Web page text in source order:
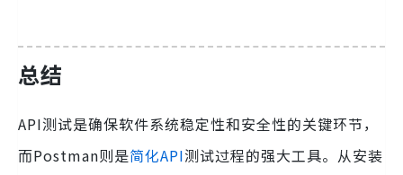
总结
API测试是确保软件系统稳定性和安全性的关键环节，
而Postman则是简化API测试过程的强大工具。从安装